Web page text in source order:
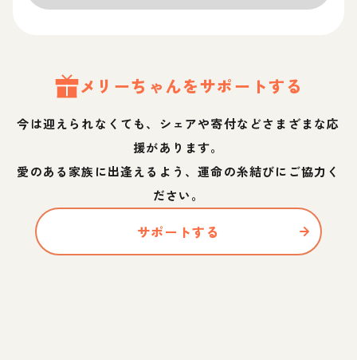
メリーちゃんをサポートする
今は迎えられなくても、シェアや寄付などさまざまな応
援があります。
愛のある家族に出逢えるよう、運命の糸結びにご協力く
ださい。
サポートする